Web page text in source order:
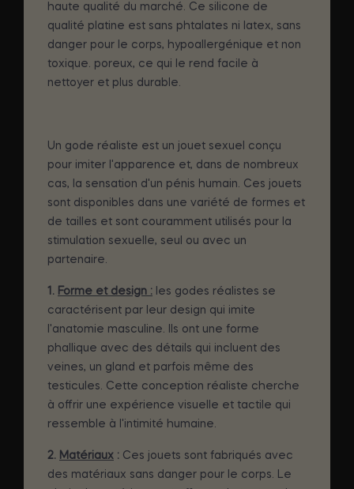
haute qualité du marché. Ce silicone de
qualité platine est sans phtalates ni latex, sans
danger pour le corps, hypoallergénique et non
toxique. poreux, ce qui le rend facile à
nettoyer et plus durable.
Un gode réaliste est un jouet sexuel conçu
pour imiter l'apparence et, dans de nombreux
cas, la sensation d'un pénis humain. Ces jouets
sont disponibles dans une variété de formes et
de tailles et sont couramment utilisés pour la
stimulation sexuelle, seul ou avec un
partenaire.
1. Forme et design : les godes réalistes se
caractérisent par leur design qui imite
l'anatomie masculine. Ils ont une forme
phallique avec des détails qui incluent des
veines, un gland et parfois même des
testicules. Cette conception réaliste cherche
à offrir une expérience visuelle et tactile qui
ressemble à l'intimité humaine.
2. Matériaux : Ces jouets sont fabriqués avec
des matériaux sans danger pour le corps. Le